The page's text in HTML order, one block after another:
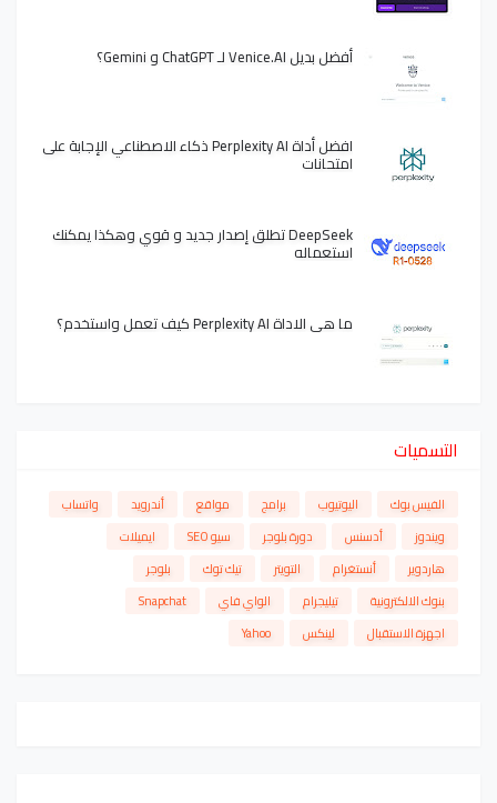
أفضل بديل Venice.AI لـ ChatGPT و Gemini؟
افضل أداة Perplexity AI ذكاء الاصطناعي الإجابة على
امتحانات
DeepSeek تطلق إصدار جديد و قوي وهكذا يمكنك
استعماله
ما هي الاداة Perplexity AI كيف تعمل واستخدم؟
التسميات
الفيس بوك اليوتيوب برامج مواقع أندرويد
واتساب
ويندوز
أدسنس دورة بلوجر سيو SEO
ايميلات
هاردوير
أنستغرام التويتر تيك توك
بلوجر
بنوك الالكترونية
تيليجرام الواي فاي
Snapchat
اجهزة الاستقبال
لينكس Yahoo